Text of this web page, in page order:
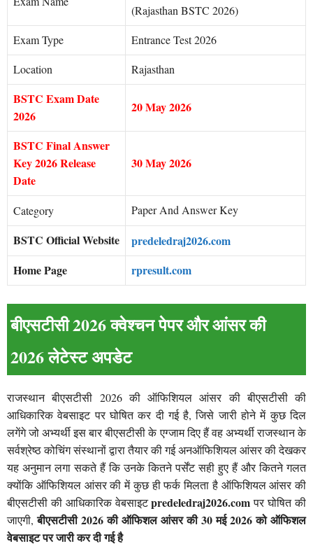
(Rajasthan BSTC 2026)
Exam Type
Entrance Test 2026
Location
Rajasthan
BSTC Exam Date
2026
20 May 2026
BSTC Final Answer
Key 2026 Release
Date
30 May 2026
Category Paper And Answer Key
BSTC Official Website
predeledraj2026.com
Home Page
rpresult.com
बीएसटीसी 2026 क्वेश्चन पेपर और आंसर की
2026 लेटेस्ट अपडेट
राजस्थान बीएसटीसी 2026 की ऑफिशियल आंसर की बीएसटीसी की
आधिकारिक वेबसाइट पर घोषित कर दी गई है, जिसे जारी होने में कुछ दिल
लगेंगे जो अभ्यर्थी इस बार बीएसटीसी के एग्जाम दिए हैं वह अभ्यर्थी राजस्थान के
सर्वश्रेष्ठ कोचिंग संस्थानों द्वारा तैयार की गई अनऑफिशियल आंसर की देखकर
यह अनुमान लगा सकते हैं कि उनके कितने पर्सेंट सही हुए हैं और कितने गलत
क्योंकि ऑफिशियल आंसर की में कुछ ही फर्क मिलता है ऑफिशियल आंसर की
बीएसटीसी की आधिकारिक वेबसाइटpredeledraj2026.comपर घोषित की
जाएगी,बीएसटीसी 2026 की ऑफिशल आंसर की 30 मई 2026 को ऑफिशल
वेबसाइट पर जारी कर दी गई है